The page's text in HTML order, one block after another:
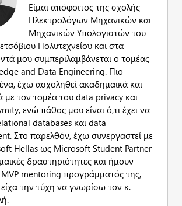
Είμαι απόφοιτος της σχολής
Ηλεκτρολόγων Μηχανικών και
Μηχανικών Υπολογιστών του
Πολυτεχνείου και στα
μου συμπεριλαμβάνεται o τομέας
and Data Engineering. Πιο
έχω ασχοληθεί ακαδημαϊκά και
με τον τομέα του data privacy και
ενώ πάθος μου είναι ό,τι έχει να
databases και data
Στο παρελθόν, έχω συνεργαστεί με
Hellas ως Microsoft Student Partner
δραστηριότητες και ήμουν
mentoring προγράμματός της,
την τύχη να γνωρίσω τον κ.